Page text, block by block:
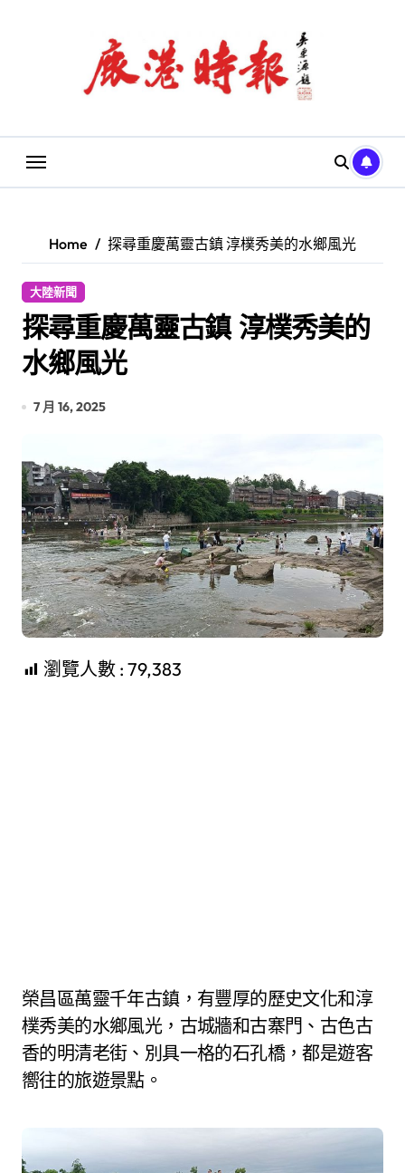
Home 探尋重慶萬靈古鎮 淳樸秀美的水鄉風光
大陸新聞
探尋重慶萬靈古鎮 淳樸秀美的
水鄉風光
7 月 16, 2025
瀏覽人數 : 79,383
榮昌區萬靈千年古鎮，有豐厚的歷史文化和淳
樸秀美的水鄉風光，古城牆和古寨門、古色古
香的明清老街、別具一格的石孔橋，都是遊客
嚮往的旅遊景點。